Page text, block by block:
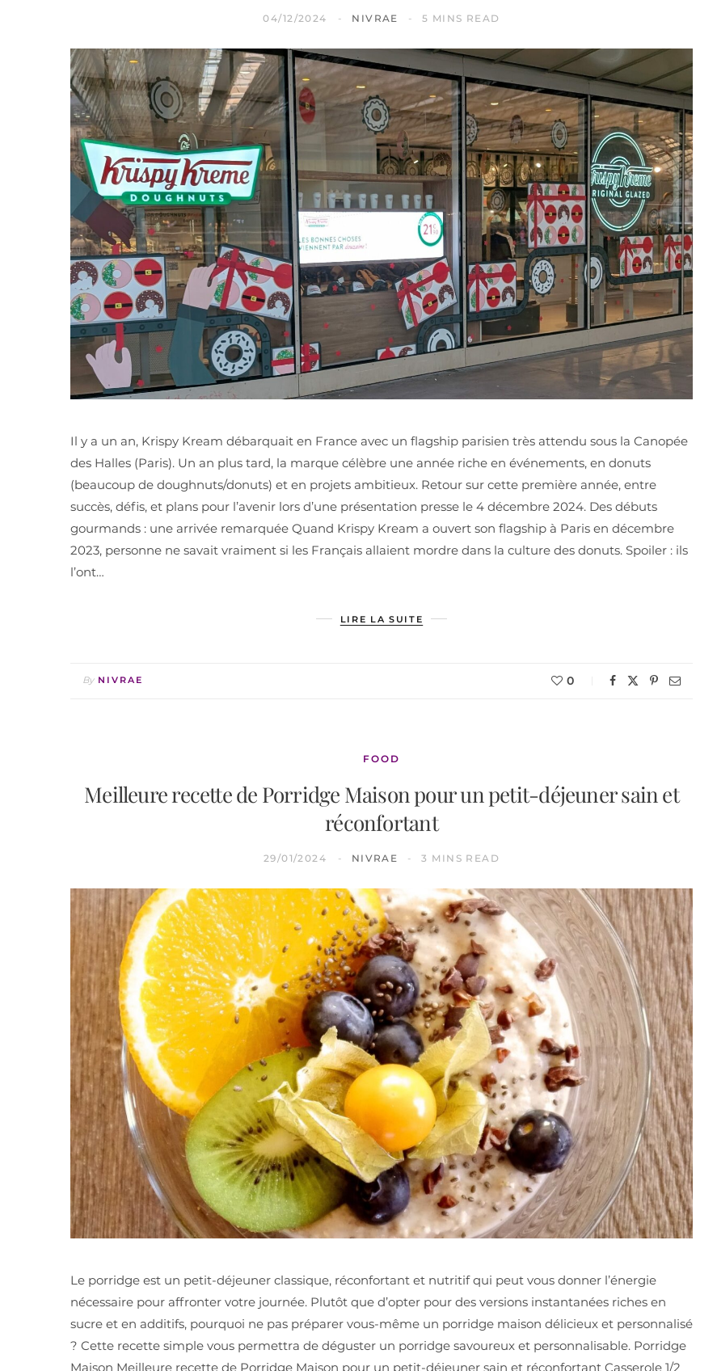
04/12/2024 NIVRAE 5 MINS READ
Il y a un an, Krispy Kream débarquait en France avec un flagship parisien très attendu sous la Canopée
des Halles (Paris). Un an plus tard, la marque célèbre une année riche en événements, en donuts
(beaucoup de doughnuts/donuts) et en projets ambitieux. Retour sur cette première année, entre
succès, défis, et plans pour l’avenir lors d’une présentation presse le 4 décembre 2024. Des débuts
gourmands : une arrivée remarquée Quand Krispy Kream a ouvert son flagship à Paris en décembre
2023, personne ne savait vraiment si les Français allaient mordre dans la culture des donuts. Spoiler : ils
l’ont…
LIRE LA SUITE
By NIVRAE 0
FOOD
Meilleure recette de Porridge Maison pour un petit-déjeuner sain et
réconfortant
29/01/2024 NIVRAE 3 MINS READ
Le porridge est un petit-déjeuner classique, réconfortant et nutritif qui peut vous donner l’énergie
nécessaire pour affronter votre journée. Plutôt que d’opter pour des versions instantanées riches en
sucre et en additifs, pourquoi ne pas préparer vous-même un porridge maison délicieux et personnalisé
? Cette recette simple vous permettra de déguster un porridge savoureux et personnalisable. Porridge
Maison Meilleure recette de Porridge Maison pour un petit-déjeuner sain et réconfortant Casserole 1/2